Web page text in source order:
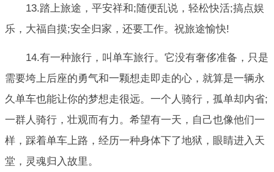
13.踏上旅途，平安祥和;随便乱说，轻松快活;搞点娱
乐，大福自摸;安全归家，还要工作。祝旅途愉快!
14.有一种旅行，叫单车旅行。它没有奢侈准备，只是
需要垮上后座的勇气和一颗想走即走的心，就算是一辆永
久单车也能让你的梦想走很远。一个人骑行，孤单却内省;
一群人骑行，壮观而有力。希望有一天，自己也像他们一
样，踩着单车上路，经历一种身体下了地狱，眼睛进入天
堂，灵魂归入故里。